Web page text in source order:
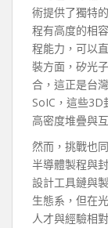
術提供了獨特
程有高度的相
程能力，可以
裝方面，矽光
合，這正是台
SoIC，這些3D
高密度堆疊與
然而，挑戰也
半導體製程與
設計工具鏈與
生態系，但在
人才與經驗相